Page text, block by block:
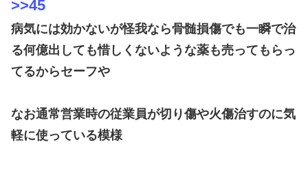
>>45
病気には効かないが怪我なら骨髄損傷でも一瞬で治
る何億出しても惜しくないような薬も売ってもらっ
てるからセーフや
なお通常営業時の従業員が切り傷や火傷治すのに気
軽に使っている模様